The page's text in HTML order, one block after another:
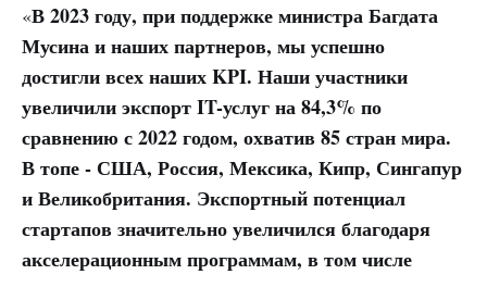
«В 2023 году, при поддержке министра Багдата
Мусина и наших партнеров, мы успешно
достигли всех наших KPI. Наши участники
увеличили экспорт IT-услуг на 84,3% по
сравнению с 2022 годом, охватив 85 стран мира.
В топе - США, Россия, Мексика, Кипр, Сингапур
и Великобритания. Экспортный потенциал
стартапов значительно увеличился благодаря
акселерационным программам, в том числе